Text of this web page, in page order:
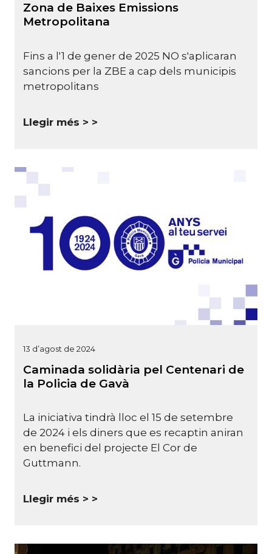
Zona de Baixes Emissions
Metropolitana
Fins a l'1 de gener de 2025 NO s'aplicaran
sancions per la ZBE a cap dels municipis
metropolitans
Llegir més >
13 d’agost de 2024
Caminada solidària pel Centenari de
la Policia de Gavà
La iniciativa tindrà lloc el 15 de setembre
de 2024 i els diners que es recaptin aniran
en benefici del projecte El Cor de
Guttmann.
Llegir més >